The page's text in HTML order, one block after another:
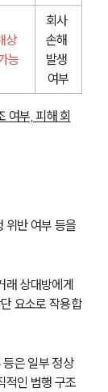
상
능
회사
손해
발생
여부
여부, 피해 회
위반 여부 등을
래 상대방에게
요소로 작용합
은 일부 정상
적인 범행 구조